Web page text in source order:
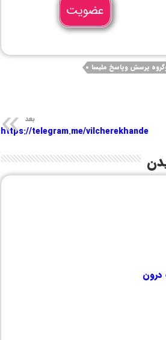
عضویت
پرسش وپاسخ ملیسا
بعد
https://telegram.me/vilcherekhande